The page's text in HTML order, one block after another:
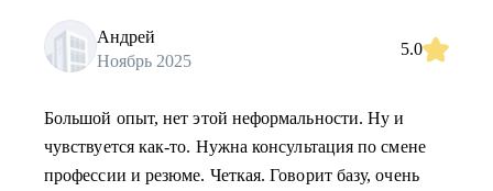
Андрей
Ноябрь 2025
5.0
Большой опыт, нет этой неформальности. Ну и
чувствуется как-то. Нужна консультация по смене
профессии и резюме. Четкая. Говорит базу, очень